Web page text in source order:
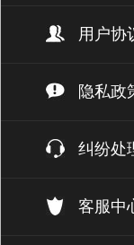
用户协
隐私政
纠纷处
客服中